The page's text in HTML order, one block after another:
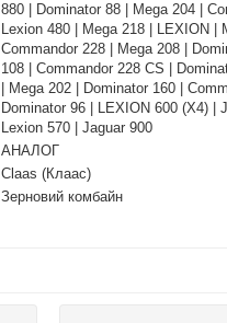
880 | Dominator 88 | Mega 204 |
Lexion 480 | Mega 218 | LEXION |
Commandor 228 | Mega 208 |
108 | Commandor 228 CS |
| Mega 202 | Dominator 160 |
Dominator 96 | LEXION 600 (X4) |
Lexion 570 | Jaguar 900
АНАЛОГ
Claas (Клаас)
Зерновий комбайн